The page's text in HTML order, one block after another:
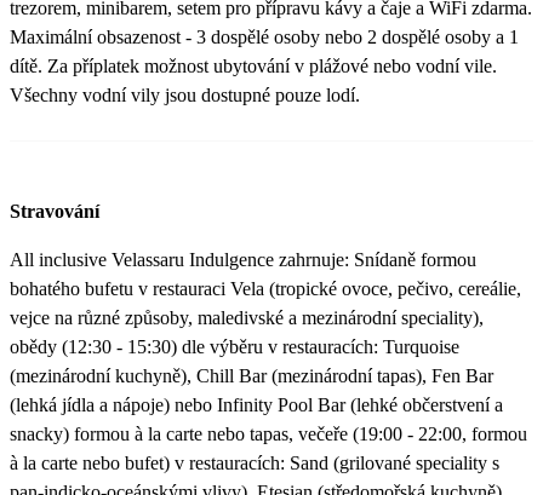
trezorem, minibarem, setem pro přípravu kávy a čaje a WiFi zdarma.
Maximální obsazenost - 3 dospělé osoby nebo 2 dospělé osoby a 1
dítě. Za příplatek možnost ubytování v plážové nebo vodní vile.
Všechny vodní vily jsou dostupné pouze lodí.
Stravování
All inclusive Velassaru Indulgence zahrnuje: Snídaně formou
bohatého bufetu v restauraci Vela (tropické ovoce, pečivo, cereálie,
vejce na různé způsoby, maledivské a mezinárodní speciality),
obědy (12:30 - 15:30) dle výběru v restauracích: Turquoise
(mezinárodní kuchyně), Chill Bar (mezinárodní tapas), Fen Bar
(lehká jídla a nápoje) nebo Infinity Pool Bar (lehké občerstvení a
snacky) formou à la carte nebo tapas, večeře (19:00 - 22:00, formou
à la carte nebo bufet) v restauracích: Sand (grilované speciality s